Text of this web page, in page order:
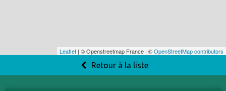
Leaflet | © Openstreetmap France | ©OpenStreetMap contributors
Retour à la liste